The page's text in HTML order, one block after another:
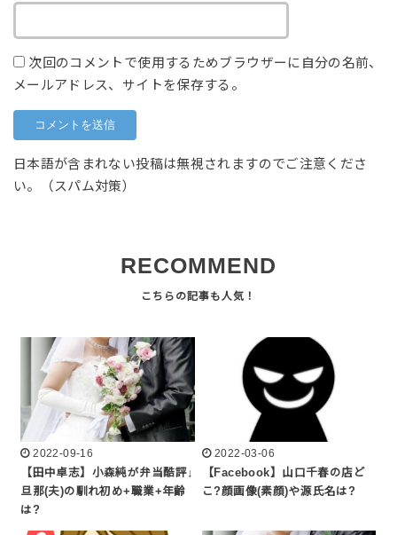
次回のコメントで使用するためブラウザーに自分の名前、
メールアドレス、サイトを保存する。
日本語が含まれない投稿は無視されますのでご注意くださ
い。（スパム対策）
RECOMMEND
2022-09-16
【田中卓志】小森純が弁当酷評↓
旦那(夫)の馴れ初め+職業+年齢
は?
2022-03-06
【Facebook】山口千春の店ど
こ?顔画像(素顔)や源氏名は?